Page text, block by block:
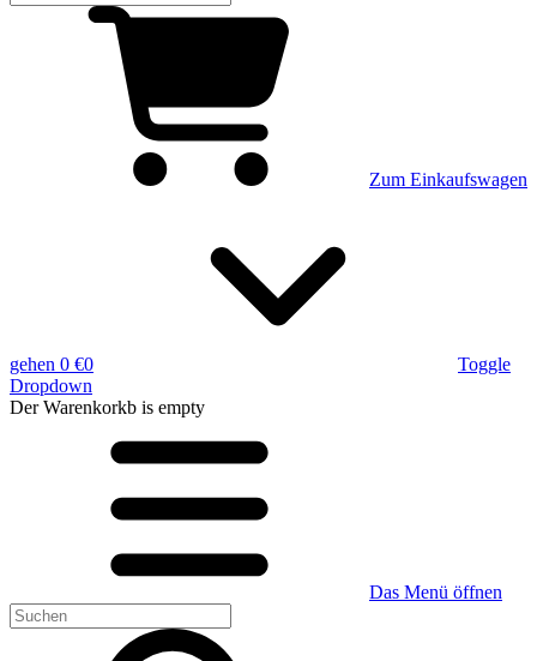
Zum Einkaufswagen
gehen 0 €0
Toggle
Dropdown
Der Warenkorkb is empty
Das Menü öffnen